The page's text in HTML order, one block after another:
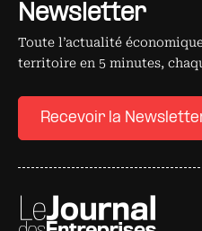
Newsletter
Toute l’actualité
territoire en 5 minutes,
Recevoir la